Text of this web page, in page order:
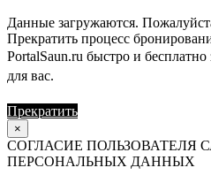
Данные загружаются.
Прекратить процесс
PortalSaun.ru быстро и
для вас.
Прекратить
×
СОГЛАСИЕ ПОЛЬЗОВАТЕЛЯ
ПЕРСОНАЛЬНЫХ ДАННЫХ